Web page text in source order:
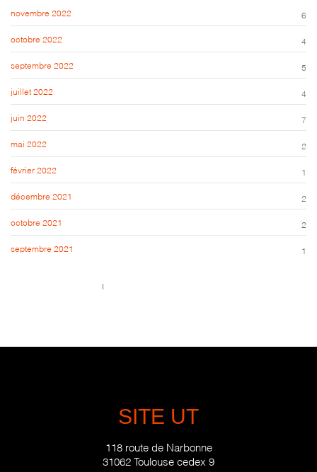
novembre 2022 6
octobre 2022 4
septembre 2022 5
juillet 2022 4
juin 2022 7
mai 2022 2
février 2022 1
décembre 2021 2
octobre 2021 2
septembre 2021 1
SITE UT
118 route de Narbonne
31062 Toulouse cedex 9